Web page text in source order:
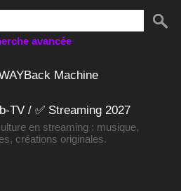
avancée
Machine
TV / ✅ Streaming 2027
en streaming : musique,
créations originales.